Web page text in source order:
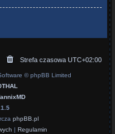
Strefa czasowa UTC+02:00
© phpBB Limited
phpBB.pl
| Regulamin